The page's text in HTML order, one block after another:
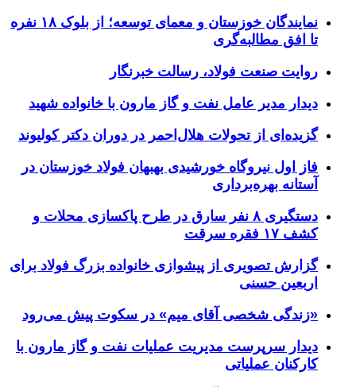
نمایندگان خوزستان و معمای توسعه؛ از بلوک ۱۸ نفره
تا افق مطالبه‌گری
روایت صنعت فولاد،‌ رسالت خبرنگار
دیدار مدیر عامل نفت و گاز مارون با خانواده شهید
گزیده‌ای از تحولات هلال‌احمر در دوران دکتر کولیوند
فاز اول نیروگاه خورشیدی بهبهان فولاد خوزستان در
آستانه بهره‌برداری
دستگیری ۸ نفر سارق در طرح پاکسازی محلات و
کشف ۱۷ فقره سرقت
گزارش تصویری از پیشوازی خانواده بزرگ فولاد برای
اربعین حسنی
«زندگی شخصی آقای میم» در سکوت پیش می‌رود
دیدار سرپرست مدیریت عملیات نفت و گاز مارون با
کارکنان عملیاتی